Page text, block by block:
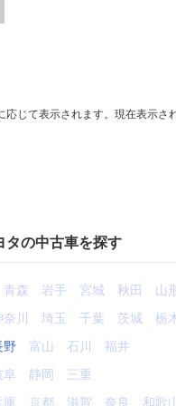
じて表示されます。現在表示さ
タの中古車を探す
青森 岩手 宮城 秋田 山
川 埼玉 千葉 茨城 栃
野 富山 石川
福井
阜 静岡
三重
庫 京都 滋賀 奈良
和歌